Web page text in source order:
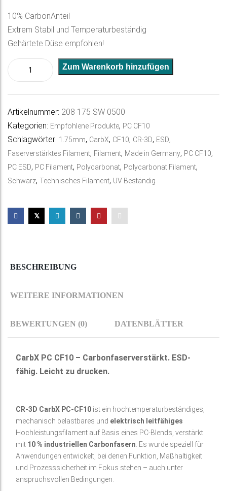
10% CarbonAnteil
Extrem Stabil und Temperaturbeständig
Gehärtete Düse empfohlen!
PC
Zum Warenkorb hinzufügen
t
Artikelnummer: 208 175 SW 0500
Kategorien: Empfohlene Produkte, PC CF10
Schlagwörter: 1.75mm, CarbX, CF10, CR-3D, ESD,
Faserverstärktes Filament, Filament, Made in Germany, PC CF10,
PC ESD, PC Filament, Polycarbonat, Polycarbonat Filament,
Schwarz, Technisches Filament, UV Beständig
BESCHREIBUNG
WEITERE INFORMATIONEN
BEWERTUNGEN (0) DATENBLÄTTER
CarbX PC CF10 – Carbonfaserverstärkt. ESD-
fähig. Leicht zu drucken.
CR-3D CarbX PC-CF10 ist ein hochtemperaturbeständiges,
mechanisch belastbares und elektrisch leitfähiges
Hochleistungsfilament auf Basis eines PC-Blends, verstärkt
mit 10 % industriellen Carbonfasern. Es wurde speziell für
Anwendungen entwickelt, bei denen Funktion, Maßhaltigkeit
und Prozesssicherheit im Fokus stehen – auch unter
anspruchsvollen Bedingungen.